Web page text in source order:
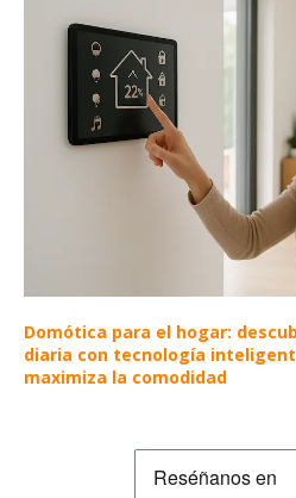
Domótica para el hogar:
diaria con tecnología
maximiza la comodidad